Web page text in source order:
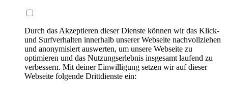
Durch das Akzeptieren dieser Dienste können wir das Klick-
und Surfverhalten innerhalb unserer Webseite nachvollziehen
und anonymisiert auswerten, um unsere Webseite zu
optimieren und das Nutzungserlebnis insgesamt laufend zu
verbessern. Mit deiner Einwilligung setzen wir auf dieser
Webseite folgende Drittdienste ein: